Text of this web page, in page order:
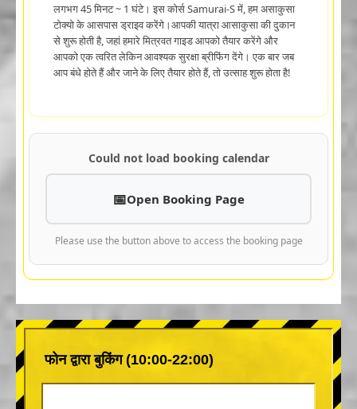
लगभग 45 मिनट ~ 1 घंटे। इस कोर्स Samurai-S में, हम असाकुसा
टोक्यो के आसपास ड्राइव करेंगे।आपकी यात्रा आसाकुसा की दुकान
से शुरू होती है, जहां हमारे मित्रवत गाइड आपको तैयार करेंगे और
आपको एक त्वरित लेकिन आवश्यक सुरक्षा ब्रीफिंग देंगे। एक बार जब
आप बंधे होते हैं और जाने के लिए तैयार होते हैं, तो उत्साह शुरू होता है!
Could not load booking calendar
Open Booking Page
Please use the button above to access the booking page
फोन द्वारा बुकिंग (10:00-22:00)